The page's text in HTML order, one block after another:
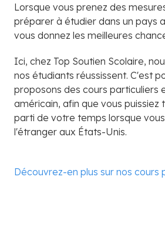
Lorsque vous prenez des
préparer à étudier dans un pays
vous donnez les meilleures
Ici, chez Top Soutien Scolaire,
nos étudiants réussissent. C'est
proposons des cours particuliers
américain, afin que vous puissiez
parti de votre temps lorsque
l'étranger aux États-Unis.
Découvrez-en plus sur nos cours